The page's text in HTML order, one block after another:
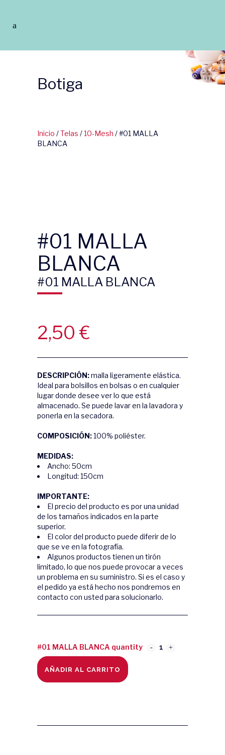
Botiga
Inicio /Telas /10-Mesh / #01 MALLA
BLANCA
#01 MALLA
BLANCA
#01 MALLA BLANCA
2,50 €
DESCRIPCIÓN:malla ligeramente elástica.
Ideal para bolsillos en bolsas o en cualquier
lugar donde desee ver lo que está
almacenado. Se puede lavar en la lavadora y
ponerla en la secadora.
COMPOSICIÓN:100% poliéster.
MEDIDAS:
Ancho: 50cm
Longitud: 150cm
IMPORTANTE:
El precio del producto es por una unidad
de los tamaños indicados en la parte
superior.
El color del producto puede diferir de lo
que se ve en la fotografía.
Algunos productos tienen un tirón
limitado, lo que nos puede provocar a veces
un problema en su suministro. Si es el caso y
el pedido ya está hecho nos pondremos en
contacto con usted para solucionarlo.
#01 MALLA BLANCA quantity
AÑADIR AL CARRITO